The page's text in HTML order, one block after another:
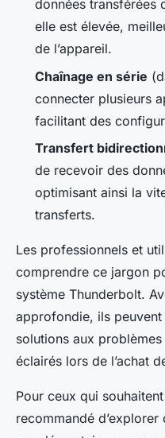
données transférées
elle est élevée,
de l’appareil.
Chaînage en série
connecter plusieurs
facilitant des
Transfert
de recevoir des
optimisant ainsi la
transferts.
Les professionnels et
comprendre ce jargon
système Thunderbolt.
approfondie, ils
solutions aux
éclairés lors de l’achat
Pour ceux qui
recommandé d’explorer